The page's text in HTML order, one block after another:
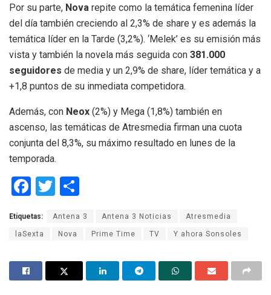
Por su parte, Nova repite como la temática femenina líder
del día también creciendo al 2,3% de share y es además la
temática líder en la Tarde (3,2%). ‘Melek’ es su emisión más
vista y también la novela más seguida con 381.000
seguidores de media y un 2,9% de share, líder temática y a
+1,8 puntos de su inmediata competidora.
Además, con Neox (2%) y Mega (1,8%) también en
ascenso, las temáticas de Atresmedia firman una cuota
conjunta del 8,3%, su máximo resultado en lunes de la
temporada.
F
ce
b
o
o
T
tt
er
m
ar
tir
Etiquetas: Antena 3 Antena 3 Noticias Atresmedia
laSexta Nova Prime Time TV Y ahora Sonsoles